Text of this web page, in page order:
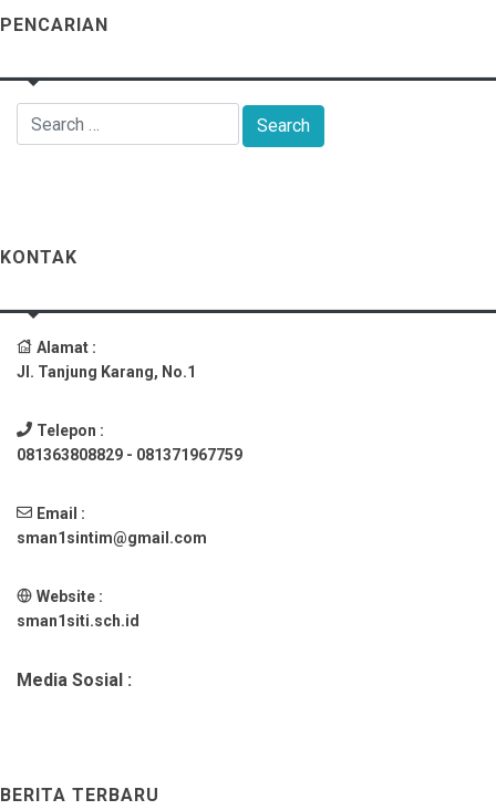
PENCARIAN
KONTAK
Alamat :
Jl. Tanjung Karang, No.1
Telepon :
081363808829 - 081371967759
Email :
sman1sintim@gmail.com
Website :
sman1siti.sch.id
Media Sosial :
BERITA TERBARU